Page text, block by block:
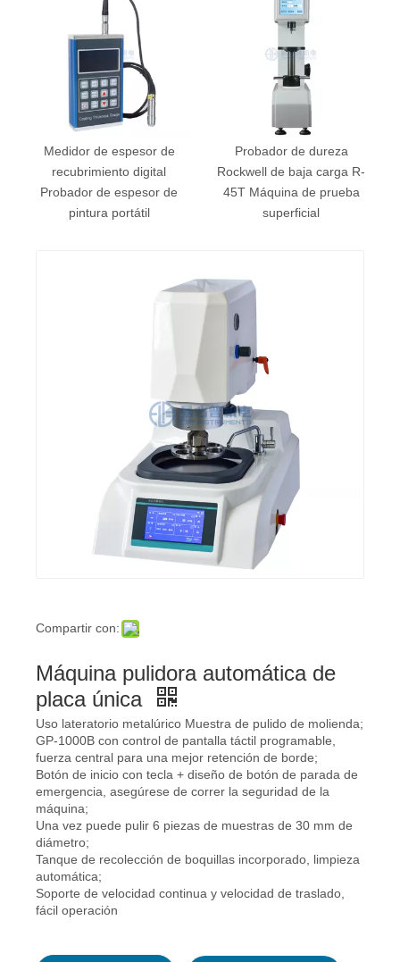
Medidor de espesor de
recubrimiento digital
Probador de espesor de
pintura portátil
Probador de dureza
Rockwell de baja carga R-
45T Máquina de prueba
superficial
Compartir con:
Máquina pulidora automática de
placa única
Uso lateratorio metalúrico Muestra de pulido de molienda;
GP-1000B con control de pantalla táctil programable,
fuerza central para una mejor retención de borde;
Botón de inicio con tecla + diseño de botón de parada de
emergencia, asegúrese de correr la seguridad de la
máquina;
Una vez puede pulir 6 piezas de muestras de 30 mm de
diámetro;
Tanque de recolección de boquillas incorporado, limpieza
automática;
Soporte de velocidad continua y velocidad de traslado,
fácil operación